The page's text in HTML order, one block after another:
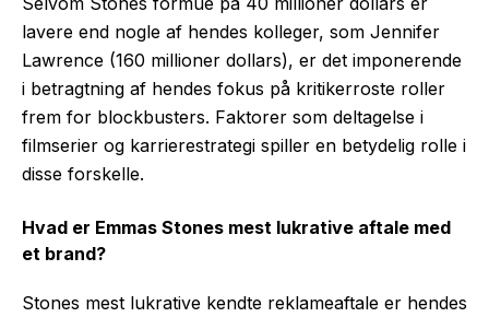
lavere end nogle af hendes kolleger, som Jennifer
Lawrence (160 millioner dollars), er det imponerende
i betragtning af hendes fokus på kritikerroste roller
frem for blockbusters. Faktorer som deltagelse i
filmserier og karrierestrategi spiller en betydelig rolle i
disse forskelle.
Hvad er Emmas Stones mest lukrative aftale med
et brand?
Stones mest lukrative kendte reklameaftale er hendes